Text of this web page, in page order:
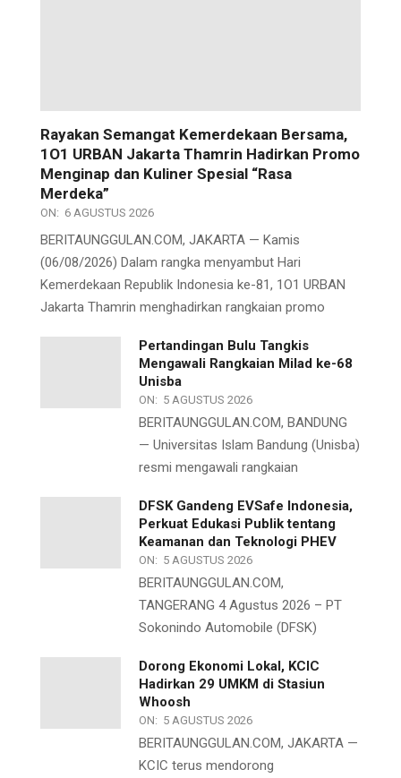
Rayakan Semangat Kemerdekaan Bersama,
1O1 URBAN Jakarta Thamrin Hadirkan Promo
Menginap dan Kuliner Spesial “Rasa
Merdeka”
ON: 6 AGUSTUS 2026
BERITAUNGGULAN.COM, JAKARTA — Kamis
(06/08/2026) Dalam rangka menyambut Hari
Kemerdekaan Republik Indonesia ke-81, 1O1 URBAN
Jakarta Thamrin menghadirkan rangkaian promo
Pertandingan Bulu Tangkis
Mengawali Rangkaian Milad ke-68
Unisba
ON: 5 AGUSTUS 2026
BERITAUNGGULAN.COM, BANDUNG
— Universitas Islam Bandung (Unisba)
resmi mengawali rangkaian
DFSK Gandeng EVSafe Indonesia,
Perkuat Edukasi Publik tentang
Keamanan dan Teknologi PHEV
ON: 5 AGUSTUS 2026
BERITAUNGGULAN.COM,
TANGERANG 4 Agustus 2026 – PT
Sokonindo Automobile (DFSK)
Dorong Ekonomi Lokal, KCIC
Hadirkan 29 UMKM di Stasiun
Whoosh
ON: 5 AGUSTUS 2026
BERITAUNGGULAN.COM, JAKARTA —
KCIC terus mendorong